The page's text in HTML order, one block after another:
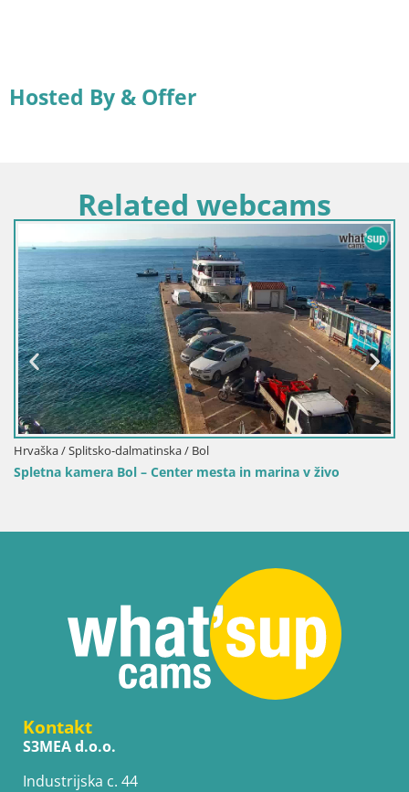
Hosted By & Offer
Related webcams
/ Bol
Center mesta in marina v živo
Spletna kamera Bol
Kontakt
S3MEA d.o.o.
Industrijska c. 44